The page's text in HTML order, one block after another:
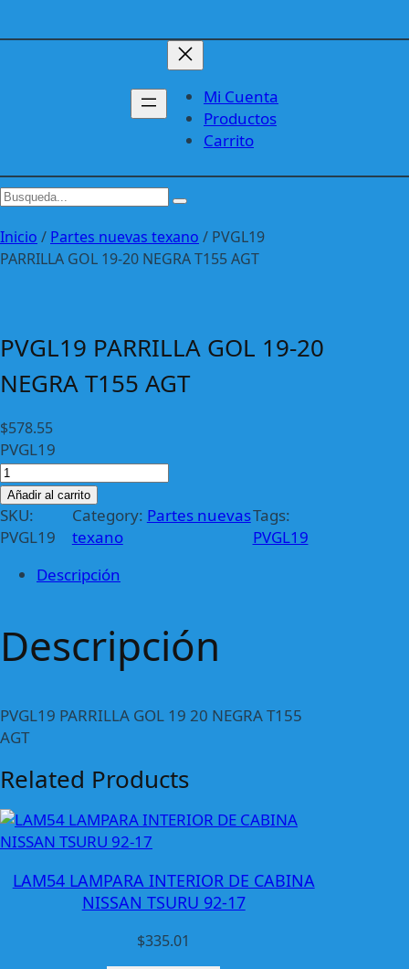
Mi Cuenta
Productos
Carrito
Inicio / Partes nuevas texano / PVGL19
PARRILLA GOL 19-20 NEGRA T155 AGT
PVGL19 PARRILLA GOL 19-20
NEGRA T155 AGT
$578.55
PVGL19
P
V
G
L
R
L
L
G
L
1
Añadir al carrito
SKU:
PVGL19
Category: Partes nuevas
texano
Tags:
PVGL19
Descripción
Descripción
PVGL19 PARRILLA GOL 19 20 NEGRA T155
AGT
Related Products
LAM54 LAMPARA INTERIOR DE CABINA
NISSAN TSURU 92-17
$335.01